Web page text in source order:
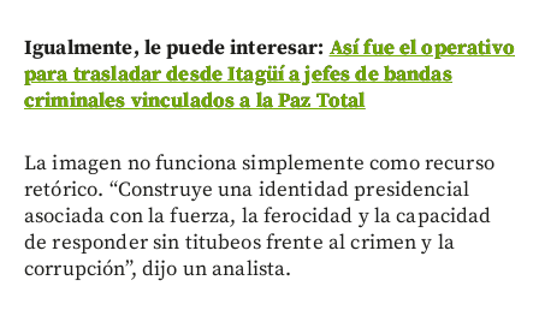
Igualmente, le puede interesar: Así fue el operativo
para trasladar desde Itagüí a jefes de bandas
criminales vinculados a la Paz Total
La imagen no funciona simplemente como recurso
retórico. “Construye una identidad presidencial
asociada con la fuerza, la ferocidad y la capacidad
de responder sin titubeos frente al crimen y la
corrupción”, dijo un analista.